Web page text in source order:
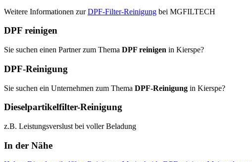
Weitere Informationen zurDPF-Filter-Reinigung bei MGFILTECH
DPF reinigen
Sie suchen einen Partner zum Thema DPF reinigen in Kierspe?
DPF-Reinigung
Sie suchen ein Unternehmen zum Thema DPF-Reinigung in Kierspe?
Dieselpartikelfilter-Reinigung
z.B. Leistungsverslust bei voller Beladung
In der Nähe